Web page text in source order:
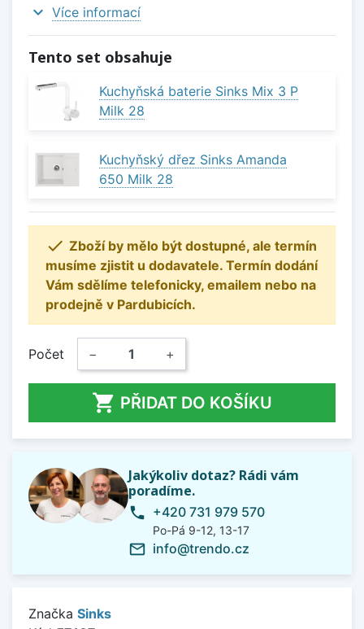
expand_more Více informací
Tento set obsahuje
Kuchyňská baterie Sinks Mix 3 P
Milk 28
Kuchyňský dřez Sinks Amanda
650 Milk 28
 Zboží by mělo být dostupné, ale termín
musíme zjistit u dodavatele. Termín dodání
Vám sdělíme telefonicky, emailem nebo na
prodejně v Pardubicích.
Počet − +
 PŘIDAT DO KOŠÍKU
Jakýkoliv dotaz? Rádi vám
poradíme.
phone +420 731 979 570
Po-Pá 9-12, 13-17
mail_outline info@trendo.cz
Značka Sinks